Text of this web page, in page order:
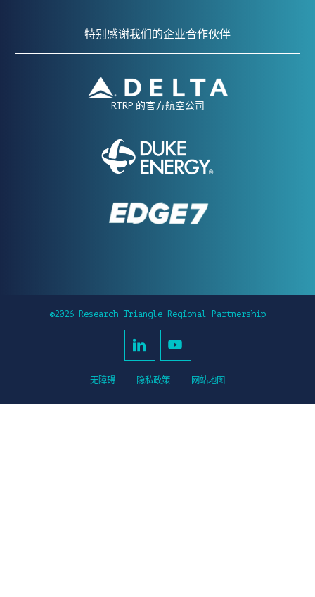
特别感谢我们的企业合作伙伴
RTRP 的官方航空公司
©2026 Research Triangle Regional Partnership
无障碍 隐私政策 网站地图